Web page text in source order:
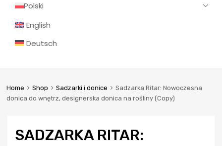
Polski
English
Deutsch
Home Shop Sadzarki i donice
Sadzarka Ritar: Nowoczesna
donica do wnętrz, designerska donica na rośliny (Copy)
SADZARKA RITAR: